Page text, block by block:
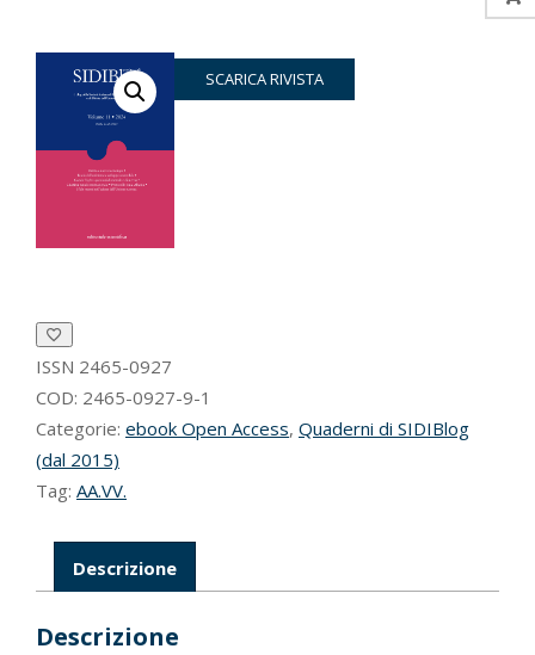
SCARICA RIVISTA
ISSN 2465-0927
COD: 2465-0927-9-1
Categorie: ebook Open Access, Quaderni di SIDIBlog
(dal 2015)
Tag: AA.VV.
Descrizione
Descrizione